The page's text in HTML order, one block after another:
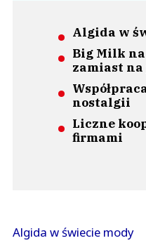
Algida w
Big Milk
zamiast
nostalgii
Liczne
firmami
Algida w świecie mody